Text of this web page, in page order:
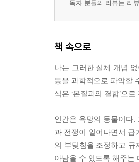
독자 분들의 리뷰는 리
책 속으로
나는 그러한 실체 개념
동을 과학적으로 파악할
식은 ‘본질과의 결합’으
인간은 욕망의 동물이다.
과 전쟁이 일어나면서 급
의 부딪침을 조정하고
아남을 수 있도록 해주는